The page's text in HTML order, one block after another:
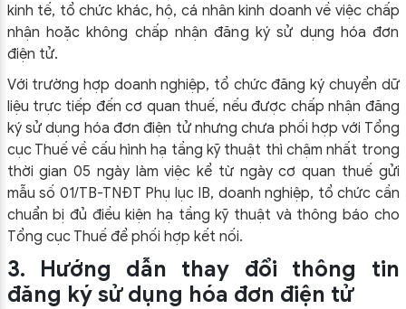
kinh tế, tổ chức khác, hộ, cá nhân kinh doanh về việc chấp
nhận hoặc không chấp nhận đăng ký sử dụng hóa đơn
điện tử.
Với trường hợp doanh nghiệp, tổ chức đăng ký chuyển dữ
liệu trực tiếp đến cơ quan thuế, nếu được chấp nhận đăng
ký sử dụng hóa đơn điện tử nhưng chưa phối hợp với Tổng
cục Thuế về cấu hình hạ tầng kỹ thuật thì chậm nhất trong
thời gian 05 ngày làm việc kể từ ngày cơ quan thuế gửi
mẫu số 01/TB-TNĐT Phụ lục IB, doanh nghiệp, tổ chức cần
chuẩn bị đủ điều kiện hạ tầng kỹ thuật và thông báo cho
Tổng cục Thuế để phối hợp kết nối.
3. Hướng dẫn thay đổi thông tin
đăng ký sử dụng hóa đơn điện tử